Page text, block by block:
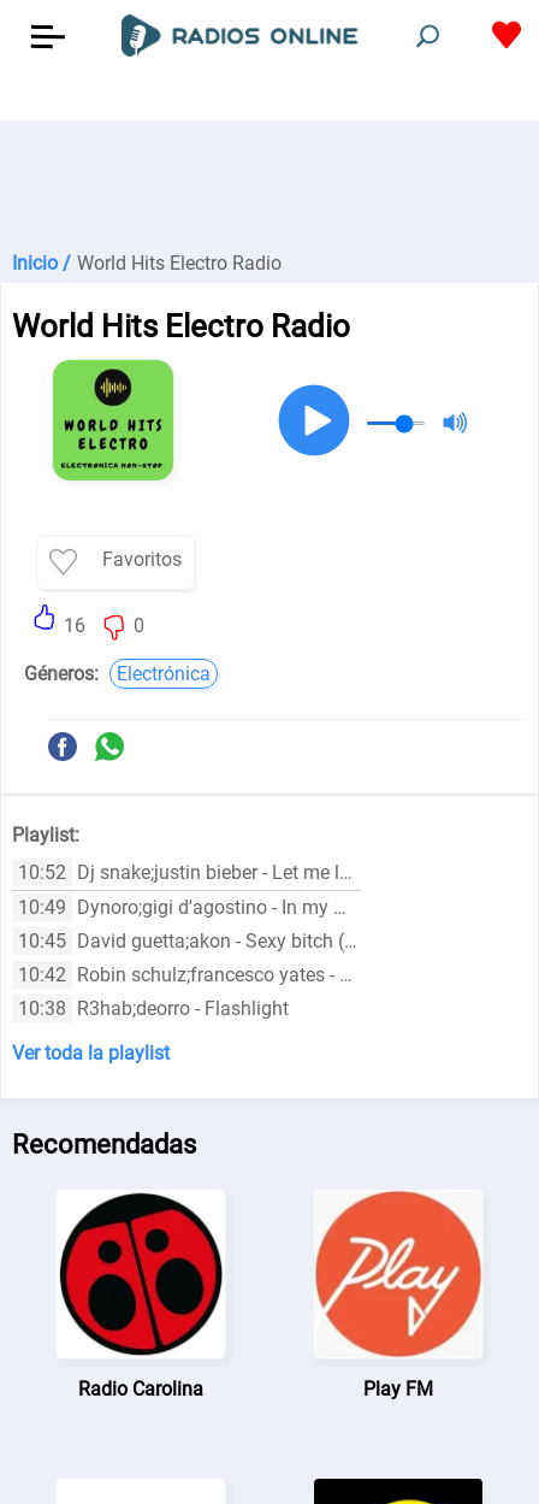
Inicio / World Hits Electro Radio
World Hits Electro Radio
Favoritos
16 0
Géneros: Electrónica
Playlist:
10:52 Dj snake;justin bieber - Let me love you
10:49 Dynoro;gigi d'agostino - In my mind
10:45 David guetta;akon - Sexy bitch (feat. akon)
10:42 Robin schulz;francesco yates - Sugar (feat. francesco yates)
10:38 R3hab;deorro - Flashlight
Ver toda la playlist
Recomendadas
Radio Carolina Play FM